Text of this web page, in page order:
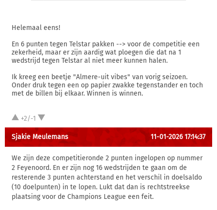
Helemaal eens!
En 6 punten tegen Telstar pakken --> voor de competitie een
zekerheid, maar er zijn aardig wat ploegen die dat na 1
wedstrijd tegen Telstar al niet meer kunnen halen.
Ik kreeg een beetje "Almere-uit vibes" van vorig seizoen.
Onder druk tegen een op papier zwakke tegenstander en toch
met de billen bij elkaar. Winnen is winnen.
+2/-1
Sjakie Meulemans 11-01-2026 17:14:37
We zijn deze competitieronde 2 punten ingelopen op nummer
2 Feyenoord. En er zijn nog 16 wedstrijden te gaan om de
resterende 3 punten achterstand en het verschil in doelsaldo
(10 doelpunten) in te lopen. Lukt dat dan is rechtstreekse
plaatsing voor de Champions League een feit.